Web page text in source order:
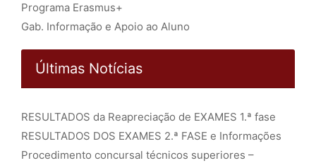
Programa Erasmus+
Gab. Informação e Apoio ao Aluno
Últimas Notícias
RESULTADOS da Reapreciação de EXAMES 1.ª fase
RESULTADOS DOS EXAMES 2.ª FASE e Informações
Procedimento concursal técnicos superiores –